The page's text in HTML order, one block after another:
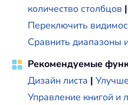
количество столбцов |
Переключить
Сравнить диапазоны
Рекомендуемые
Дизайн листа |
Управление книгой и